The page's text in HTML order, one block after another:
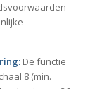
De functie
8 (min.